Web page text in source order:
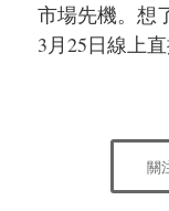
市場先機。想
3月25日線上直
關